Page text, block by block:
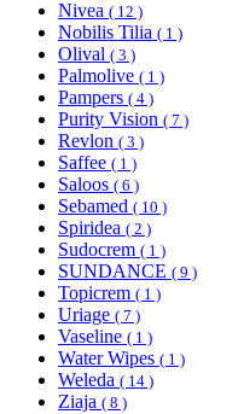
Nivea ( 12 )
Nobilis Tilia ( 1 )
Olival ( 3 )
Palmolive ( 1 )
Pampers ( 4 )
Purity Vision ( 7 )
Revlon ( 3 )
Saffee ( 1 )
Saloos ( 6 )
Sebamed ( 10 )
Spiridea ( 2 )
Sudocrem ( 1 )
SUNDANCE ( 9 )
Topicrem ( 1 )
Uriage ( 7 )
Vaseline ( 1 )
Water Wipes ( 1 )
Weleda ( 14 )
Ziaja ( 8 )